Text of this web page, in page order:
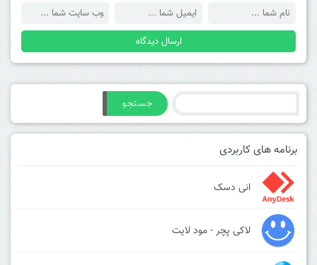
جستجو
برنامه های کاربردی
انی دسک
لاکی پچر - مود لایت